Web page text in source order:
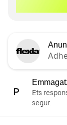
Ets
segur.